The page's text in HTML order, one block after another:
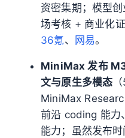
资密集期；模型
场考核 + 商业化证
36氪、 网易。
MiniMax 发布
文与原生多模态
MiniMax
前沿 coding 能力
能力；虽然发布